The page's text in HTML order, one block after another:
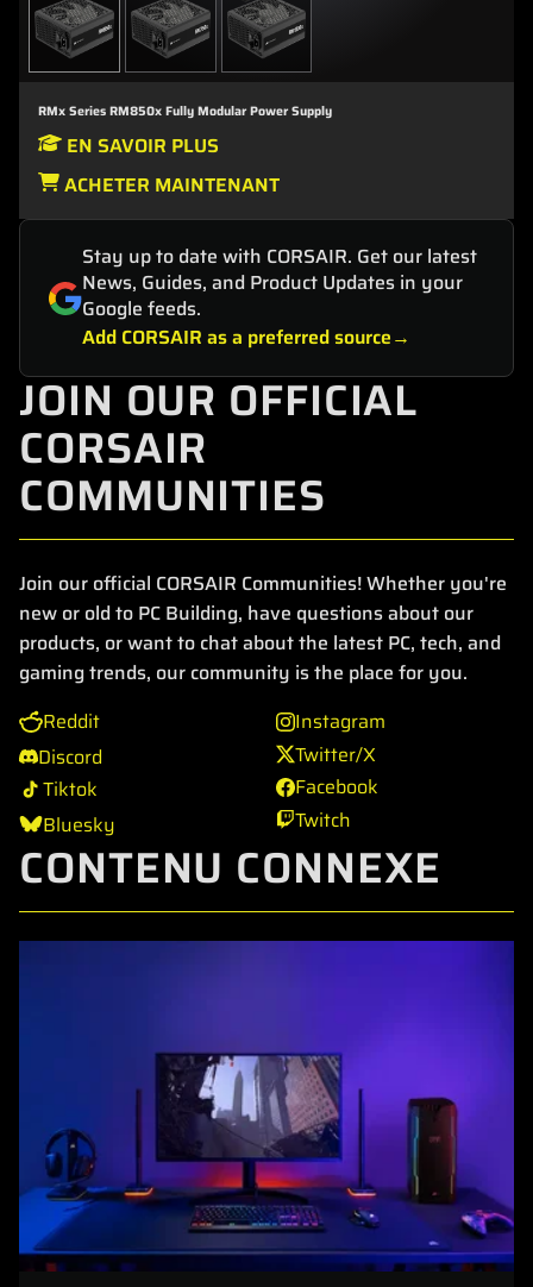
RMx Series RM850x Fully Modular Power Supply
EN SAVOIR PLUS
ACHETER MAINTENANT
Stay up to date with CORSAIR. Get our latest
News, Guides, and Product Updates in your
Google feeds.
Add CORSAIR as a preferred source
JOIN OUR OFFICIAL
CORSAIR
COMMUNITIES
Join our official CORSAIR Communities! Whether you're
new or old to PC Building, have questions about our
products, or want to chat about the latest PC, tech, and
gaming trends, our community is the place for you.
Reddit
Discord
Tiktok
Bluesky
Instagram
Twitter/X
Facebook
Twitch
CONTENU CONNEXE